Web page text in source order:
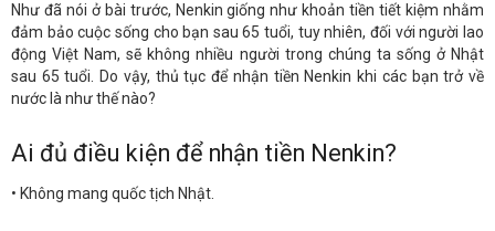
Như đã nói ở bài trước, Nenkin giống như khoản tiền tiết kiệm nhằm
đảm bảo cuộc sống cho bạn sau 65 tuổi, tuy nhiên, đối với người lao
động Việt Nam, sẽ không nhiều người trong chúng ta sống ở Nhật
sau 65 tuổi. Do vậy, thủ tục để nhận tiền Nenkin khi các bạn trở về
nước là như thế nào?
Ai đủ điều kiện để nhận tiền Nenkin?
• Không mang quốc tịch Nhật.